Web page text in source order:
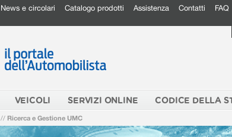
News e circolari Catalogo prodotti Assistenza Contatti FAQ
VEICOLI SERVIZI ONLINE CODICE DELLA
// Ricerca e Gestione UMC